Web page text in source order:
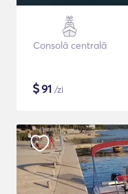
Consolă centrală
$91 /zi